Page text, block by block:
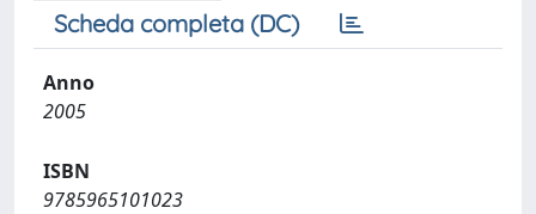
Scheda completa (DC)
Anno
2005
ISBN
9785965101023